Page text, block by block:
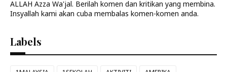
ALLAH Azza Wa'jal. Berilah komen dan kritikan yang membina.
Insyallah kami akan cuba membalas komen-komen anda.
Labels